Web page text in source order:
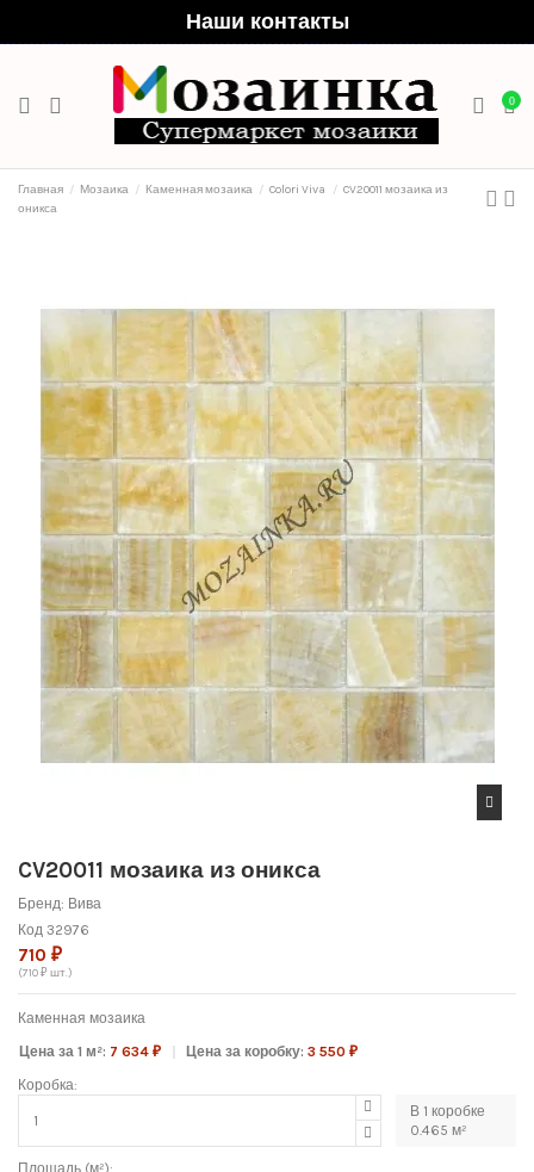
Наши контакты
0
Главная Мозаика Каменная мозаика Colori Viva
CV20011 мозаика из
оникса
CV20011 мозаика из оникса
Бренд: Вива
Код 32976
710 ₽
(710 ₽ шт.)
Каменная мозаика
Цена за 1 м²: 7 634 ₽ Цена за коробку:3 550 ₽
Коробка:
В 1 коробке
0.465 м²
Площадь (м²):